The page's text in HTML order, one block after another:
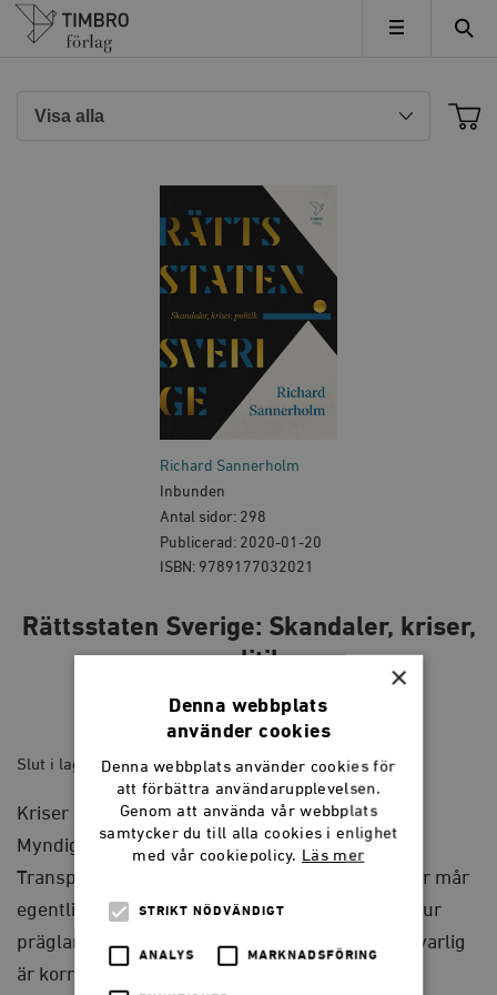
Timbro
MENY
Richard Sannerholm
Inbunden
Antal sidor: 298
Publicerad: 2020-01-20
ISBN: 9789177032021
Rättsstaten Sverige: Skandaler, kriser,
politik
195kr
Slut i lager
Kriser och skandaler avlöser varandra i
Myndighetssverige: Riksrevisionen,
Transportstyrelsen, Statens Fastighetsverk. Hur mår
egentligen den svenska rättsstaten? Vilken kultur
präglar myndigheter och förvaltningar? Hur allvarlig
är korruptionen?
×
Denna webbplats
använder cookies
Denna webbplats använder cookies för
att förbättra användarupplevelsen.
Genom att använda vår webbplats
samtycker du till alla cookies i enlighet
med vår cookiepolicy. Läs mer
STRIKT NÖDVÄNDIGT
ANALYS MARKNADSFÖRING